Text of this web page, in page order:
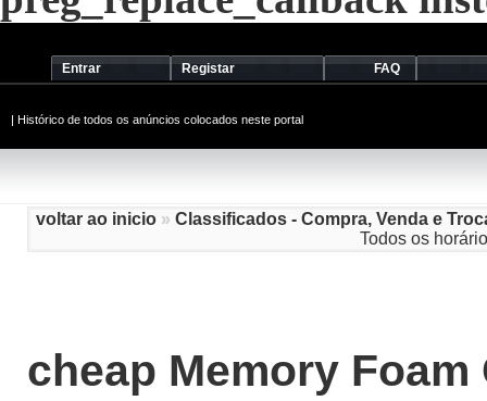
Entrar Registar FAQ
| Histórico de todos os anúncios colocados neste portal
voltar ao inicio » Classificados - Compra, Venda e
Todos os
cheap Memory Foam